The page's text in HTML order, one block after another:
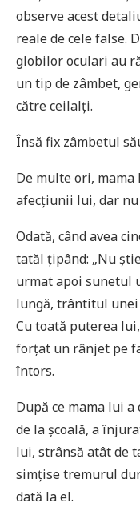
observe acest
reale de cele false.
globilor oculari au
un tip de zâmbet,
către ceilalți.
Însă fix zâmbetul
De multe ori,
afecțiunii lui, dar nu
Odată, când avea
tatăl țipând: „Nu
urmat apoi sunetul
lungă, trântitul
Cu toată puterea
forțat un rânjet pe
întors.
După ce mama lui
de la școală, a
lui, strânsă atât de
simțise tremurul
dată la el.